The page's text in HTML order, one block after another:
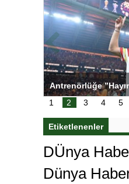
Antrenörlüğe
Galatasaray’dan
1
2 3 4 5
Etiketlenenler
DÜnya
Dünya